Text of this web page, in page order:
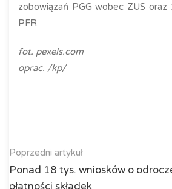
zobowiązań PGG wobec ZUS oraz
PFR.
fot. pexels.com
oprac. /kp/
Poprzedni artykuł
Ponad 18 tys. wniosków o
płatności składek